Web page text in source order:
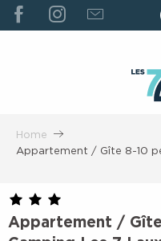
ALLER
AU
Home
Appartement / Gîte 8-10
Appartement /